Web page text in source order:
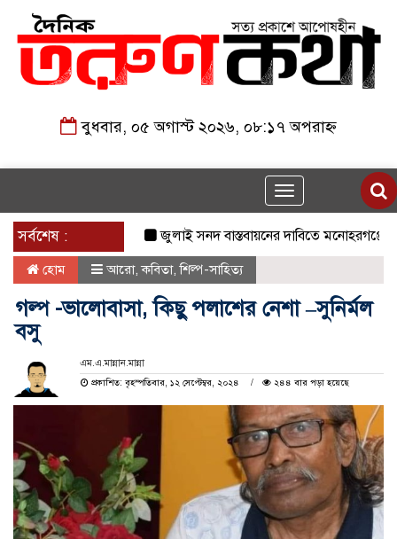
বুধবার, ০৫ অগাস্ট ২০২৬, ০৮:১৭ অপরাহ্ন
Toggle
navigation
সর্বশেষ :
জুলাই সনদ বাস্তবায়নের দাবিতে মনোহরগঞ্জে
হোম আরো,কবিতা,শিল্প-সাহিত্য
গল্প -ভালোবাসা, কিছু পলাশের নেশা –সুনির্মল
বসু
এম.এ.মান্নান.মান্না
প্রকাশিত: বৃহস্পতিবার, ১২ সেপ্টেম্বর, ২০২৪
২৪৪ বার পড়া হয়েছে